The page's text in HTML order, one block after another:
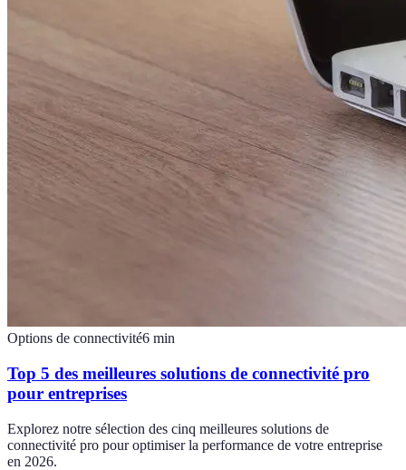
Options de connectivité6 min
Top 5 des meilleures solutions de connectivité pro
pour entreprises
Explorez notre sélection des cinq meilleures solutions de
connectivité pro pour optimiser la performance de votre entreprise
en 2026.